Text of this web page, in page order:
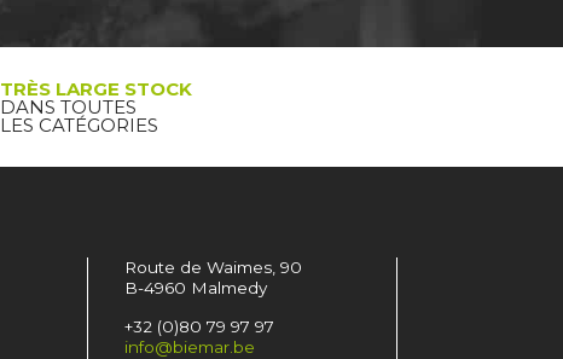
TRÈS LARGE STOCK
DANS TOUTES
LES CATÉGORIES
Route de Waimes, 90
B-4960 Malmedy
+32 (0)80 79 97 97
info@biemar.be